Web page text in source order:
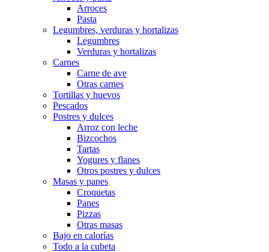
Arroces
Pasta
Legumbres, verduras y hortalizas
Legumbres
Verduras y hortalizas
Carnes
Carne de ave
Otras carnes
Tortillas y huevos
Pescados
Postres y dulces
Arroz con leche
Bizcochos
Tartas
Yogures y flanes
Otros postres y dulces
Masas y panes
Croquetas
Panes
Pizzas
Otras masas
Bajo en calorías
Todo a la cubeta